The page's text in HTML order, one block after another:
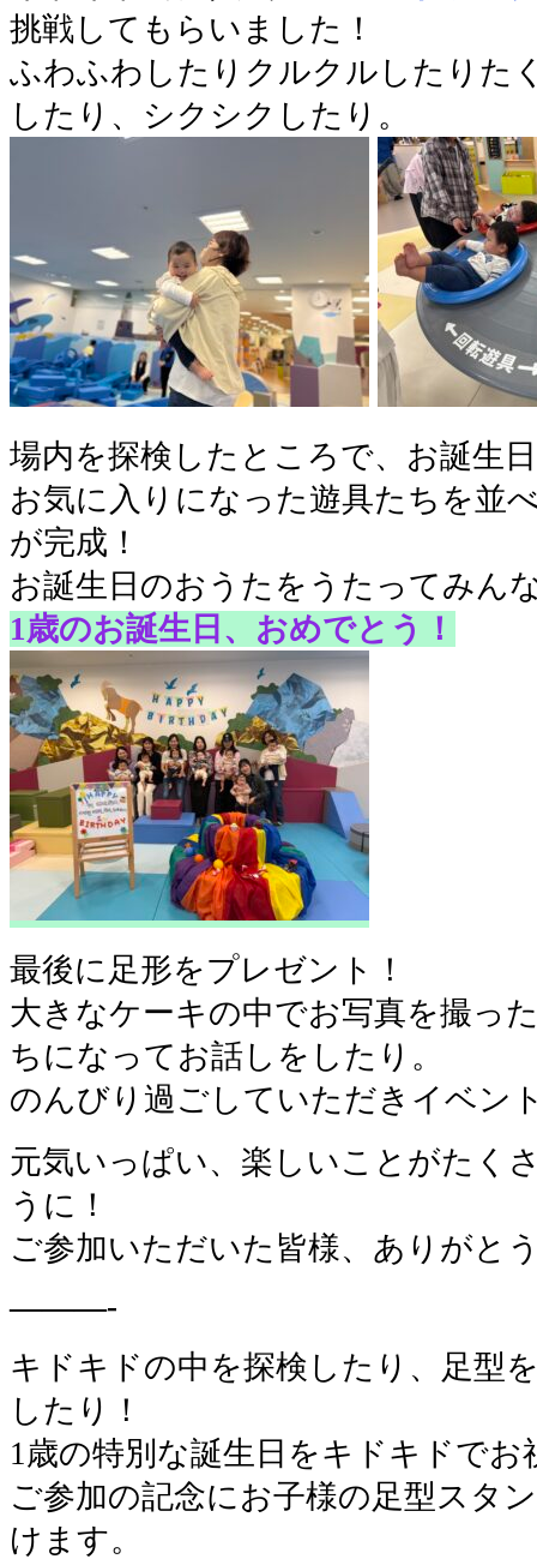
挑戦してもらいました！
ふわふわしたりクルクルしたりた
したり、シクシクしたり。
場内を探検したところで、お誕生
お気に入りになった遊具たちを並
が完成！
お誕生日のおうたをうたってみん
1歳のお誕生日、おめでとう！
最後に足形をプレゼント！
大きなケーキの中でお写真を撮っ
ちになってお話しをしたり。
のんびり過ごしていただきイベン
元気いっぱい、楽しいことがたく
うに！
ご参加いただいた皆様、ありがと
———-
キドキドの中を探検したり、足型
したり！
1歳の特別な誕生日をキドキドで
ご参加の記念にお子様の足型スタ
けます。